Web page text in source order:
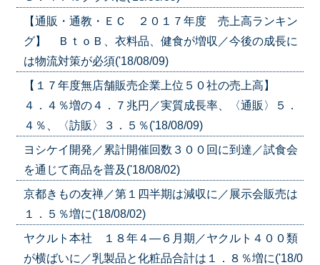
【通販・通教・ＥＣ ２０１７年度 売上高ランキン
グ】 ＢｔｏＢ、衣料品、健食が増収／今後の成長に
は物流対策が必須('18/08/09)
【１７年度無店舗販売企業上位５０社の売上高】
４．４％増の４．７兆円／実質成長率、〈通販〉５．
４％、〈訪販〉３．５％('18/08/09)
ヨシケイ開発／累計開催回数３００回に到達／試食会
を通じて商品を普及('18/08/02)
京都きもの友禅／第１四半期は減収に／展示会販売は
１．５％増に('18/08/02)
ヤクルト本社 １８年４—６月期／ヤクルト４００類
が横ばいに／乳製品と化粧品合計は１．８％増に('18/0